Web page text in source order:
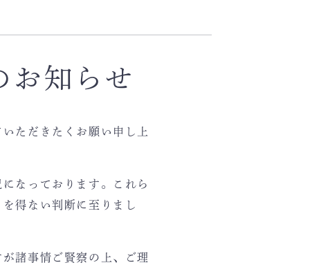
お知らせ
ただきたくお願い申し上
なっております。これら
得ない判断に至りまし
諸事情ご賢察の上、ご理